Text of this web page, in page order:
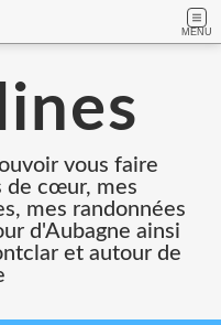
MENU
vous faire
de cœur, mes
mes randonnées
d'Aubagne ainsi
et autour de